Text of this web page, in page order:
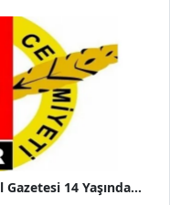
14 Yaşında...